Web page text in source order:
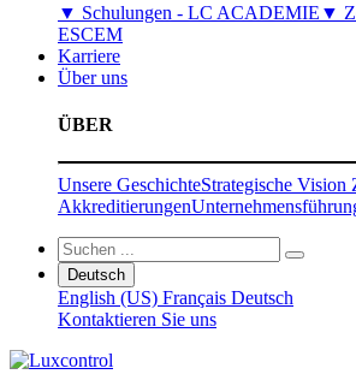
▼ Schulungen - LC ACADEMIE ▼
ESCEM
Karriere
Über uns
ÜBER
Unsere GeschichteStrategische Vision
Akkreditierungen
Deutsch
English (US) Français Deutsch
Kontaktieren Sie uns